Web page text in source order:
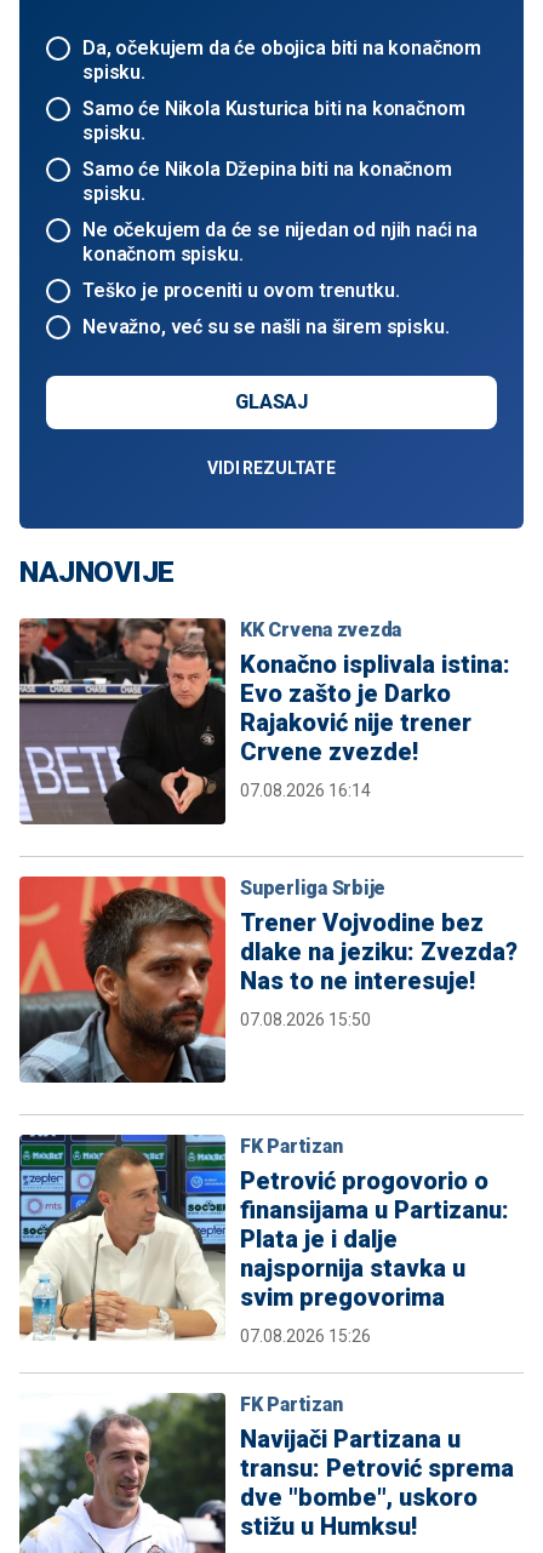
Da, očekujem da će obojica biti na konačnom
spisku.
Samo će Nikola Kusturica biti na konačnom
spisku.
Samo će Nikola Džepina biti na konačnom
spisku.
Ne očekujem da će se nijedan od njih naći na
konačnom spisku.
Teško je proceniti u ovom trenutku.
Nevažno, već su se našli na širem spisku.
GLASAJ
VIDI REZULTATE
NAJNOVIJE
KK Crvena zvezda
Konačno isplivala istina:
Evo zašto je Darko
Rajaković nije trener
Crvene zvezde!
07.08.2026 16:14
Superliga Srbije
Trener Vojvodine bez
dlake na jeziku: Zvezda?
Nas to ne interesuje!
07.08.2026 15:50
FK Partizan
Petrović progovorio o
finansijama u Partizanu:
Plata je i dalje
najspornija stavka u
svim pregovorima
07.08.2026 15:26
FK Partizan
Navijači Partizana u
transu: Petrović sprema
dve "bombe", uskoro
stižu u Humksu!